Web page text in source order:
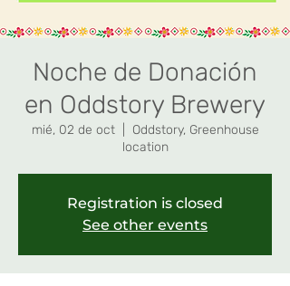
Noche de Donación
en Oddstory Brewery
mié, 02 de oct
  |
Oddstory, Greenhouse
location
Registration is closed
See other events